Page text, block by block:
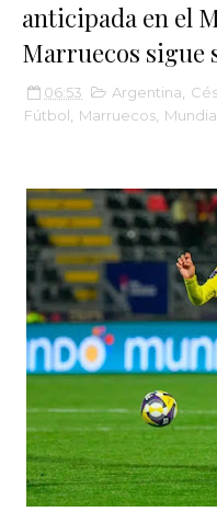
anticipada en el
Marruecos sigue
06:53 Argentina
Fútbol
Marruecos